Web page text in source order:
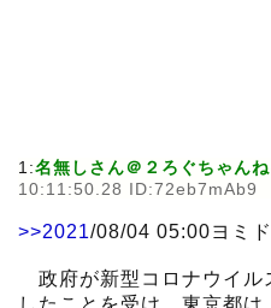
1:名無しさん＠２ろぐちゃんね
10:11:50.28 ID:72eb7mAb9
>>2021/08/04 05:00ヨミ
政府が新型コロナウイル